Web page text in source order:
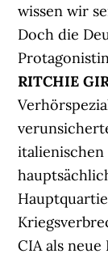
wissen wir
Doch die
RITCHIE
italienischen
CIA als